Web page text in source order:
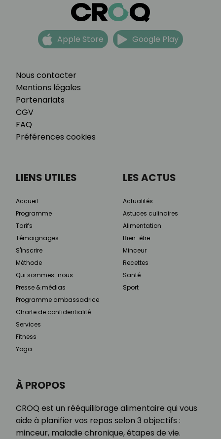
Nous contacter
Mentions légales
Partenariats
CGV
FAQ
Préférences cookies
Apple Store Google Play
À PROPOS
CROQ est un rééquilibrage alimentaire qui vous
aide à planifier vos repas selon 3 objectifs :
minceur, maladie chronique, étapes de vie.
LIENS UTILES
Accueil
Programme
Tarifs
Témoignages
S'inscrire
Méthode
Qui sommes-nous
Presse & médias
Programme ambassadrice
Charte de confidentialité
Services
Fitness
Yoga
LES ACTUS
Actualités
Astuces culinaires
Alimentation
Bien-être
Minceur
Recettes
Santé
Sport